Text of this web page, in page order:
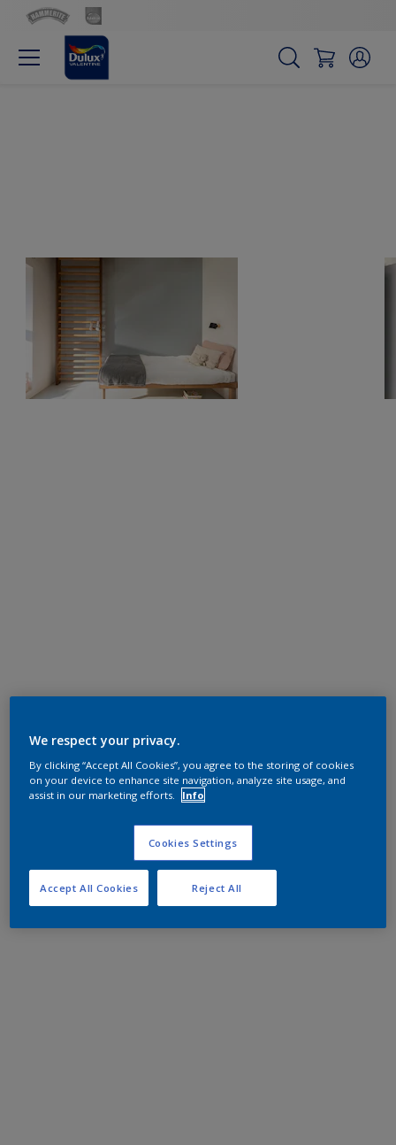
We respect your privacy.
By clicking “Accept All Cookies”, you agree to the storing of cookies
on your device to enhance site navigation, analyze site usage, and
assist in our marketing efforts.
Info
Cookies Settings
Reject All
Accept All Cookies